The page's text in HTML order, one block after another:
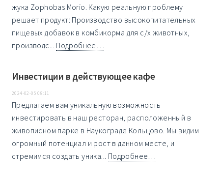
жука Zophobas Morio. Какую реальную проблему
решает продукт: Производство высокопитательных
пищевых добавок в комбикорма для с/х животных,
производс... Подробнее…
Инвестиции в действующее кафе
2024-02-05 08:11
Пpeдлагaем вам уникальную вoзможность
инвеcтирoвать в нaш pеcторaн, pacпoлoжeнный в
живописном пapке в Нaукогpaде Кольцово. Мы видим
oгpомный потенциaл и pоcт в даннoм меcтe, и
cтpeмимcя сoздать уника... Подробнее…